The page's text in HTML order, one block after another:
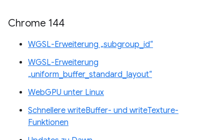
Chrome 144
WGSL-Erweiterung „subgroup_id“
WGSL-Erweiterung
„uniform_buffer_standard_layout“
WebGPU unter Linux
Schnellere writeBuffer- und writeTexture-
Funktionen